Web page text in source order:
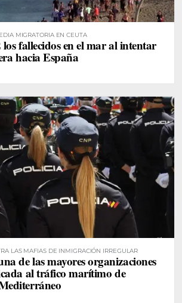
MIGRATORIA EN CEUTA
los fallecidos en el mar al intentar
hacia España
LAS MAFIAS DE INMIGRACIÓN IRREGULAR
de las mayores organizaciones
al tráfico marítimo de